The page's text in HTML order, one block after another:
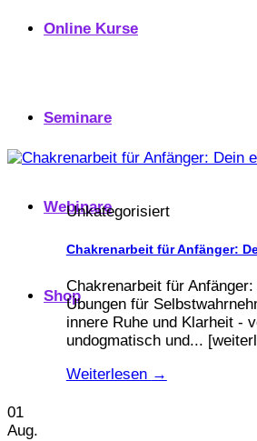
Online Kurse
Seminare
Webinare
Shop
Unkategorisiert
Chakrenarbeit für Anfänger:
Chakrenarbeit für
Übungen für
innere Ruhe und Klarheit -
undogmatisch und...
Weiterlesen →
01
Aug.